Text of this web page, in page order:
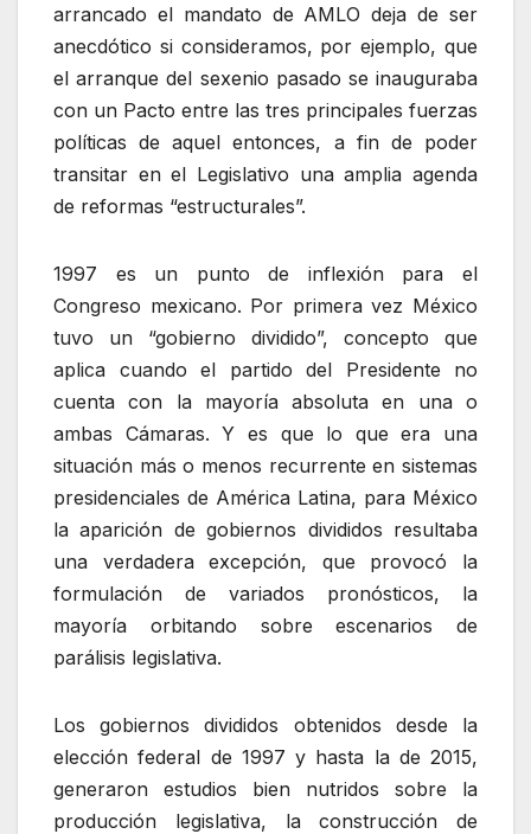
arrancado el mandato de AMLO deja de ser
anecdótico si consideramos, por ejemplo, que
el arranque del sexenio pasado se inauguraba
con un Pacto entre las tres principales fuerzas
políticas de aquel entonces, a fin de poder
transitar en el Legislativo una amplia agenda
de reformas “estructurales”.
1997 es un punto de inflexión para el
Congreso mexicano. Por primera vez México
tuvo un “gobierno dividido”, concepto que
aplica cuando el partido del Presidente no
cuenta con la mayoría absoluta en una o
ambas Cámaras. Y es que lo que era una
situación más o menos recurrente en sistemas
presidenciales de América Latina, para México
la aparición de gobiernos divididos resultaba
una verdadera excepción, que provocó la
formulación de variados pronósticos, la
mayoría orbitando sobre escenarios de
parálisis legislativa.
Los gobiernos divididos obtenidos desde la
elección federal de 1997 y hasta la de 2015,
generaron estudios bien nutridos sobre la
producción legislativa, la construcción de